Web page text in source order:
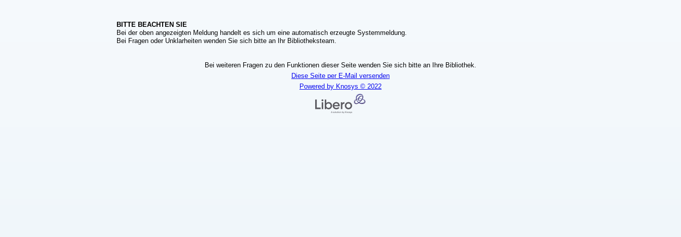
BITTE BEACHTEN SIE
Bei der oben angezeigten Meldung handelt es sich um eine automatisch erzeugte Systemmeldung.
Bei Fragen oder Unklarheiten wenden Sie sich bitte an Ihr Bibliotheksteam.
Bei weiteren Fragen zu den Funktionen dieser Seite wenden Sie sich bitte an Ihre Bibliothek.
Diese Seite per E-Mail versenden
Powered by Knosys © 2022